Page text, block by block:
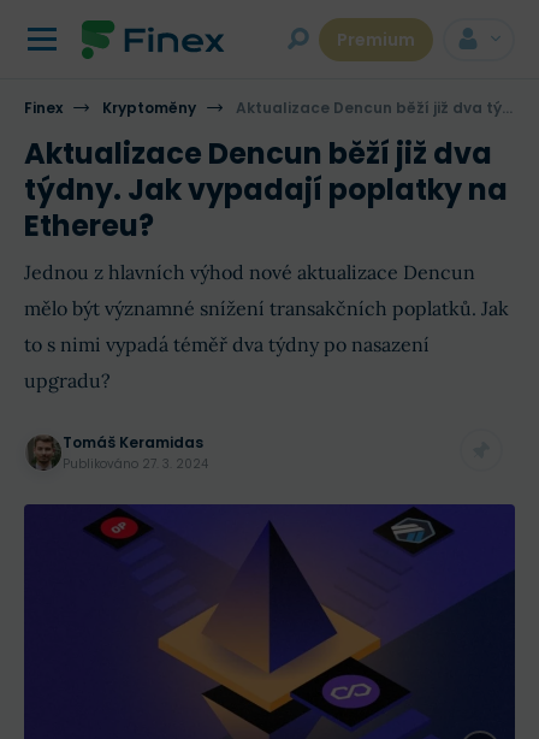
Premium
Finex Kryptoměny Aktualizace Dencun běží již dva týdny. Jak vypadají poplatky na Ethereu?
Aktualizace Dencun běží již dva
týdny. Jak vypadají poplatky na
Ethereu?
Jednou z hlavních výhod nové aktualizace Dencun
mělo být významné snížení transakčních poplatků. Jak
to s nimi vypadá téměř dva týdny po nasazení
upgradu?
Tomáš Keramidas
Publikováno 27. 3. 2024